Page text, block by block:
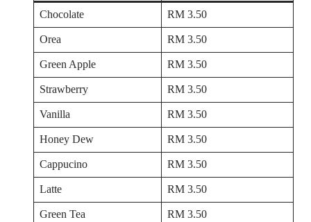
Chocolate
RM 3.50
Orea
RM 3.50
Green Apple
RM 3.50
Strawberry
RM 3.50
Vanilla
RM 3.50
Honey Dew
RM 3.50
Cappucino
RM 3.50
Latte
RM 3.50
Green Tea
RM 3.50